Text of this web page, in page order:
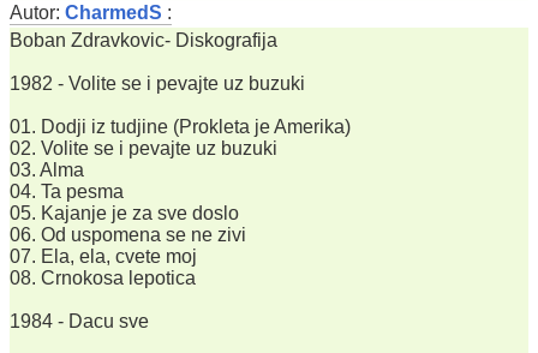
Autor: CharmedS :
Boban Zdravkovic- Diskografija
1982 - Volite se i pevajte uz buzuki
01. Dodji iz tudjine (Prokleta je Amerika)
02. Volite se i pevajte uz buzuki
03. Alma
04. Ta pesma
05. Kajanje je za sve doslo
06. Od uspomena se ne zivi
07. Ela, ela, cvete moj
08. Crnokosa lepotica
1984 - Dacu sve